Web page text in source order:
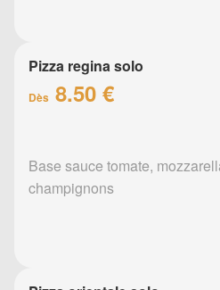
Pizza regina solo
Dès 8.50 €
Base sauce tomate,
champignons